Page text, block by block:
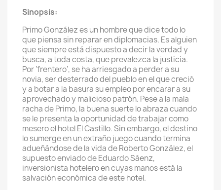
Sinopsis:
Primo González es un hombre que dice todo lo
que piensa sin reparar en diplomacias. Es alguien
que siempre está dispuesto a decir la verdad y
busca, a toda costa, que prevalezca la justicia.
Por ‘frentero’, se ha arriesgado a perder a su
novia, ser desterrado del pueblo en el que creció
y a botar a la basura su empleo por encarar a su
aprovechado y malicioso patrón. Pese a la mala
racha de Primo, la buena suerte lo abraza cuando
se le presenta la oportunidad de trabajar como
mesero el hotel El Castillo. Sin embargo, el destino
lo sumerge en un extraño juego cuando termina
adueñándose de la vida de Roberto González, el
supuesto enviado de Eduardo Sáenz,
inversionista hotelero en cuyas manos está la
salvación económica de este hotel.